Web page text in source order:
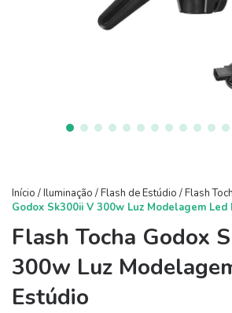
Início /Iluminação /Flash de Estúdio /Flash
Godox Sk300ii V 300w Luz Modelagem Led
Flash Tocha Godox
300w Luz
Estúdio